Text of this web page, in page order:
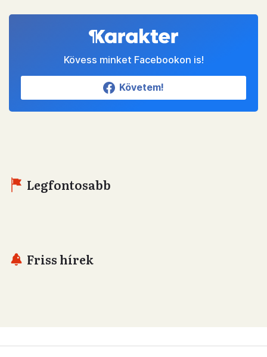
Kövess minket Facebookon is!
Követem!
Legfontosabb
Friss hírek